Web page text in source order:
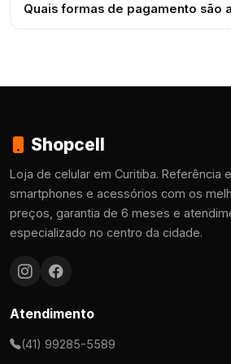
Quais formas de pagamento são
Shopcell
Loja de celular em Curitiba. Referência
smartphones e acessórios com os
preços, garantia de 6 meses e
especializado no centro da cidade.
Atendimento
(41) 99285-5589